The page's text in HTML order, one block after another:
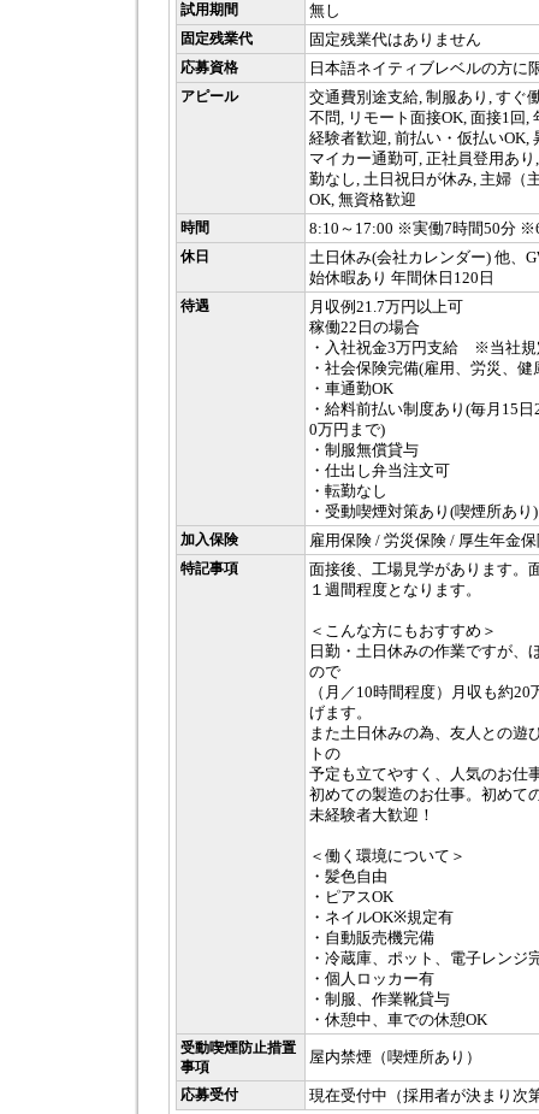
試用期間 無し
固定残業代 固定残業代はありません
応募資格 日本語ネイティブレベルの方に
アピール
交通費別途支給, 制服あり, すぐ
不問, リモート面接OK, 面接1回,
経験者歓迎, 前払い・仮払いOK,
マイカー通勤可, 正社員登用あ
勤なし, 土日祝日が休み, 主婦（
OK, 無資格歓迎
時間 8:10～17:00 ※実働7時間50分
休日
土日休み(会社カレンダー) 他、
始休暇あり 年間休日120日
待遇
月収例21.7万円以上可
稼働22日の場合
・入社祝金3万円支給 ※当社規
・社会保険完備(雇用、労災、健
・車通勤OK
・給料前払い制度あり(毎月15
0万円まで)
・制服無償貸与
・仕出し弁当注文可
・転勤なし
・受動喫煙対策あり(喫煙所あり)
加入保険 雇用保険 / 労災保険 / 厚生年金
特記事項
面接後、工場見学があります。
１週間程度となります。
＜こんな方にもおすすめ＞
日勤・土日休みの作業ですが、
ので
（月／10時間程度）月収も約
げます。
また土日休みの為、友人との遊
トの
予定も立てやすく、人気のお仕
初めての製造のお仕事。初めて
未経験者大歓迎！
＜働く環境について＞
・髪色自由
・ピアスOK
・ネイルOK※規定有
・自動販売機完備
・冷蔵庫、ポット、電子レンジ
・個人ロッカー有
・制服、作業靴貸与
・休憩中、車での休憩OK
受動喫煙防止措置
事項
屋内禁煙（喫煙所あり）
応募受付 現在受付中（採用者が決まり次